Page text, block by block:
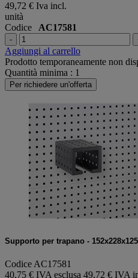
49,72 € Iva incl.
unità
Codice AC17581
-
Aggiungi al carrello
Prodotto temporaneamente non
Quantità minima : 1
Per richiedere un'offerta
Supporto per trapano -
Codice AC17581
40,75 € IVA esclusa 49,72 € IVA